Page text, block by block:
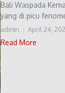
Bali Waspada
yang di picu
admin April 24,
Read More